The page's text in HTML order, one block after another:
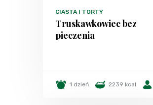
CIASTA I TORTY
Truskawkowiec bez
pieczenia
1 dzień 2239 kcal